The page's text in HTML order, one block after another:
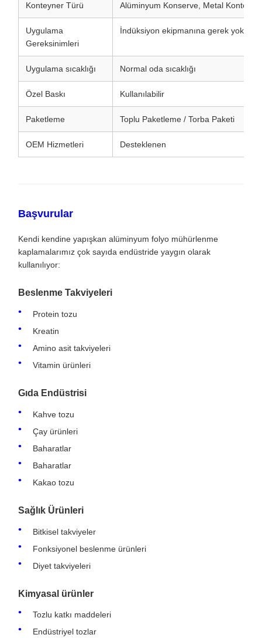
Konteyner Türü Alüminyum Konserve, Metal
Uygulama
Gereksinimleri
İndüksiyon ekipmanına gerek yok
Uygulama sıcaklığı Normal oda sıcaklığı
Özel Baskı Kullanılabilir
Paketleme Toplu Paketleme / Torba Paketi
OEM Hizmetleri Desteklenen
Başvurular
Kendi kendine yapışkan alüminyum folyo mühürlenme
kaplamalarımız çok sayıda endüstride yaygın olarak
kullanılıyor:
Beslenme Takviyeleri
Protein tozu
Kreatin
Amino asit takviyeleri
Vitamin ürünleri
Gıda Endüstrisi
Kahve tozu
Çay ürünleri
Baharatlar
Baharatlar
Kakao tozu
Sağlık Ürünleri
Bitkisel takviyeler
Fonksiyonel beslenme ürünleri
Diyet takviyeleri
Kimyasal ürünler
Tozlu katkı maddeleri
Endüstriyel tozlar